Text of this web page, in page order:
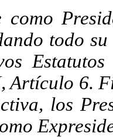
como
todo
Artículo 6.
los